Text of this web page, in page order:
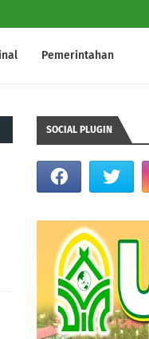
Pemerintahan
SOCIAL PLUGIN